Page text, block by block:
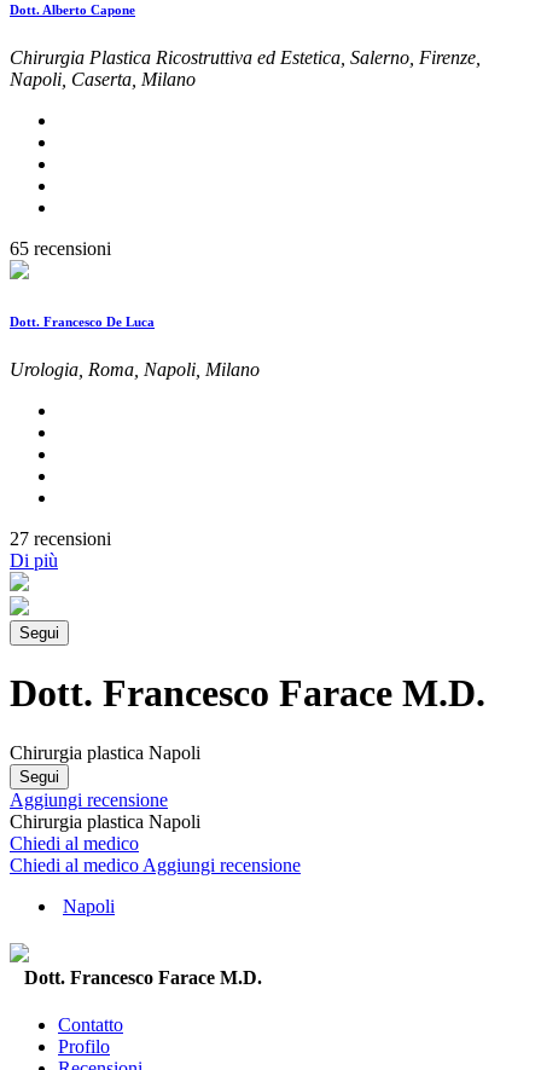
Dott. Alberto Capone
Chirurgia Plastica Ricostruttiva ed Estetica, Salerno, Firenze,
Napoli, Caserta, Milano
65 recensioni
Dott. Francesco De Luca
Urologia, Roma, Napoli, Milano
27 recensioni
Di più
Segui
Dott. Francesco Farace M.D.
Chirurgia plastica Napoli
Segui
Aggiungi recensione
Chirurgia plastica Napoli
Chiedi al medico
Chiedi al medico Aggiungi recensione
Napoli
Dott. Francesco Farace M.D.
Contatto
Profilo